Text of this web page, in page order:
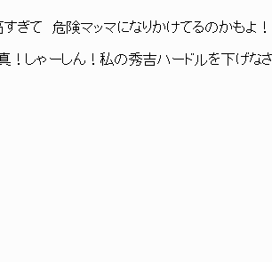
マになりかけてるのかもよ！
私の秀吉ハードルを下げなさ